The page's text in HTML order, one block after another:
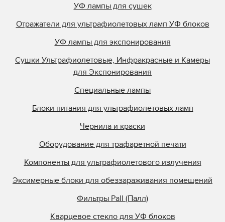
УФ лампы для сушек
Отражатели для ультрафиолетовых ламп УФ блоков
УФ лампы для экспонирования
Сушки Ультрафиолетовые, Инфракрасные и Камеры
для Экспонирования
Специальные лампы
Блоки питания для ультрафиолетовых ламп
Чернила и краски
Оборудование для трафаретной печати
Компоненты для ультрафиолетового излучения
Эксимерные блоки для обеззараживания помещений
Фильтры Pall (Палл)
Кварцевое стекло для УФ блоков